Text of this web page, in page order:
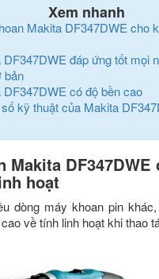
Xem nhanh
Makita DF347DWE cho
DF347DWE đáp ứng tốt mọi
bản
DF347DWE có độ bền cao
kỹ thuật của Makita
Makita DF347DWE
hoạt
dòng máy khoan pin
về tính linh hoạt khi thao